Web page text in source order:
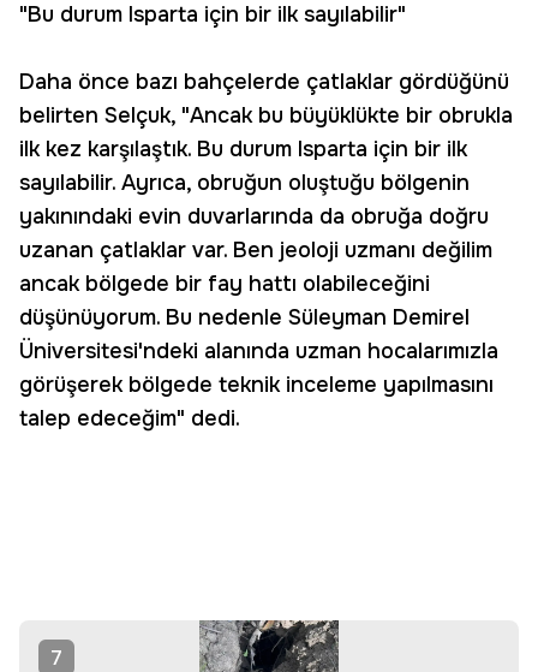
"Bu durum Isparta için bir ilk sayılabilir"
Daha önce bazı bahçelerde çatlaklar gördüğünü
belirten Selçuk, "Ancak bu büyüklükte bir obrukla
ilk kez karşılaştık. Bu durum Isparta için bir ilk
sayılabilir. Ayrıca, obruğun oluştuğu bölgenin
yakınındaki evin duvarlarında da obruğa doğru
uzanan çatlaklar var. Ben jeoloji uzmanı değilim
ancak bölgede bir fay hattı olabileceğini
düşünüyorum. Bu nedenle Süleyman Demirel
Üniversitesi'ndeki alanında uzman hocalarımızla
görüşerek bölgede teknik inceleme yapılmasını
talep edeceğim" dedi.
7